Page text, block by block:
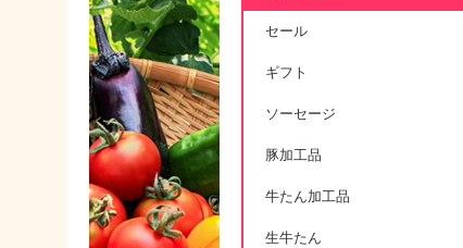
セール
ギフト
ソーセージ
豚加工品
牛たん加工品
生牛たん